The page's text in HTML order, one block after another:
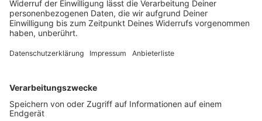
und verbotene Prostitution von Frauen aus Asien.
DEINE GEMERKTEN ARTIKEL